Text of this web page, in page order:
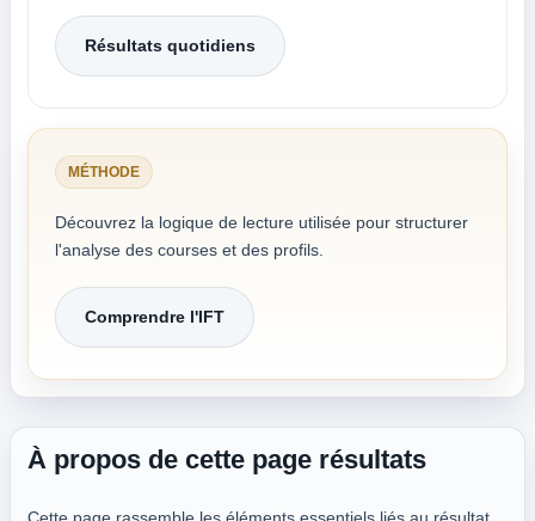
Résultats quotidiens
MÉTHODE
Découvrez la logique de lecture utilisée pour structurer
l'analyse des courses et des profils.
Comprendre l'IFT
À propos de cette page résultats